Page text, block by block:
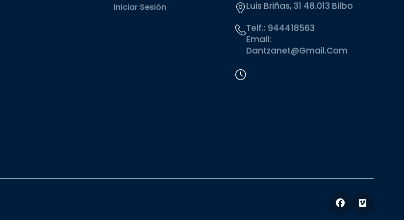
Iniciar Sesión
Luis Briñas, 31 48.013 Bilbo
Telf.: 944418563
Email:
Dantzanet@gmail.com
Facebook
Vimeo